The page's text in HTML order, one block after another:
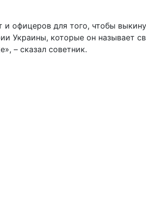
офицеров для того, чтобы
Украины, которые он называет
– сказал советник.